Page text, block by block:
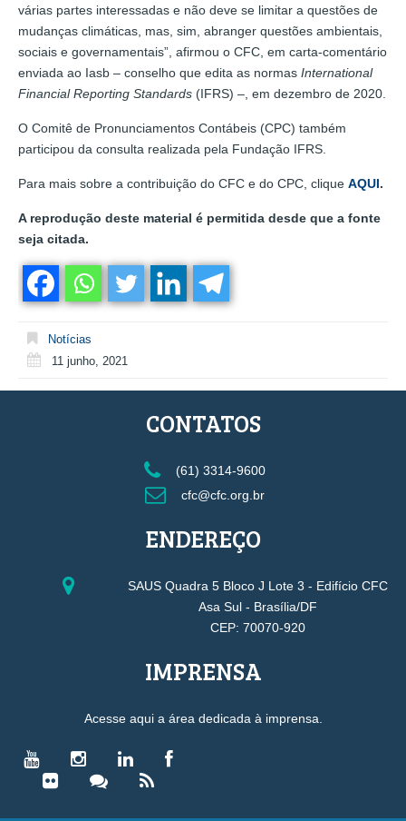
várias partes interessadas e não deve se limitar a questões de
mudanças climáticas, mas, sim, abranger questões ambientais,
sociais e governamentais”, afirmou o CFC, em carta-comentário
enviada ao Iasb – conselho que edita as normas International
Financial Reporting Standards (IFRS) –, em dezembro de 2020.
O Comitê de Pronunciamentos Contábeis (CPC) também
participou da consulta realizada pela Fundação IFRS.
Para mais sobre a contribuição do CFC e do CPC, clique AQUI.
A reprodução deste material é permitida desde que a fonte
seja citada.
Notícias
11 junho, 2021
CONTATOS
(61) 3314-9600
cfc@cfc.org.br
ENDEREÇO
SAUS Quadra 5 Bloco J Lote 3 - Edifício CFC
Asa Sul - Brasília/DF
CEP: 70070-920
IMPRENSA
Acesse aqui a área dedicada à imprensa.